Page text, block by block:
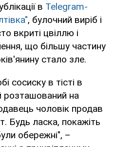
в Telegram-
, булочний виріб і
вкриті цвіллю і
що більшу частину
стало зле.
сосиску в тісті в
розташований на
чоловік продав
Будь ласка, покажіть
обережні", –